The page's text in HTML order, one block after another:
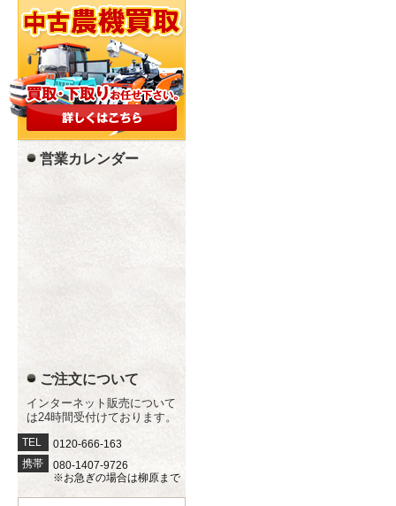
営業カレンダー
ご注文について
インターネット販売について
は24時間受付けております。
TEL
0120-666-163
携帯
080-1407-9726
※お急ぎの場合は柳原まで